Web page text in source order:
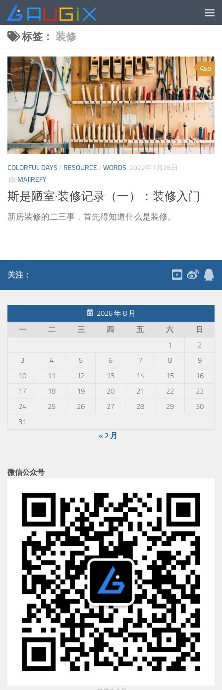
跳至内容
标签： 装修
0
COLORFUL DAYS / RESOURCE / WORDS 2022年7月26日
由 MAJIREFY
斯是陋室·装修记录（一）：装修入门
新房装修的二三事，首先得知道什么是装修。
关注：
2026 年 8 月
一
二 三 四 五 六
日
1
2
3
4 5 6 7 8
9
10
11 12 13 14 15
16
17
18 19 20 21 22
23
24
25 26 27 28 29
30
31
« 2 月
微信公众号